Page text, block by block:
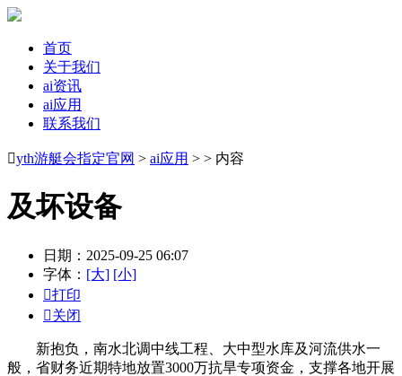
首页
关于我们
ai资讯
ai应用
联系我们
yth游艇会指定官网 > ai应用 > > 内容
及坏设备
日期：2025-09-25 06:07
字体： [大] [小]
打印
关闭
新抱负，南水北调中线工程、大中型水库及河流供水一
般，省财务近期特地放置3000万抗旱专项资金，支撑各地开展